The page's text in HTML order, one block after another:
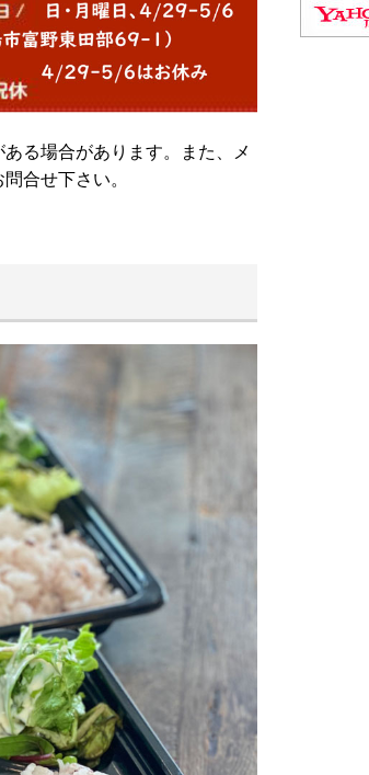
る場合があります。また、メ
合せ下さい。